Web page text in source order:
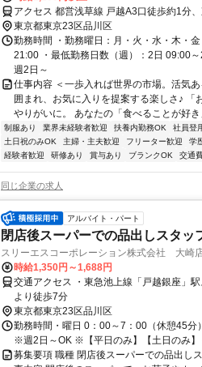
アクセス 都営浅草線 戸越A3口徒歩約1分
東京都東京23区品川区
勤務時間 ・勤務曜日：月・火・水・木・
21:00 ・最低勤務日数（週）：2日 09:00
週2日～
仕事内容 ＜一歩入れば世界の市場。活気
囲まれ、お気に入りを提案する楽しさ♪
やりがいに。 あなたの「食べることが好
制服あり 業界未経験者歓迎 扶養内勤務OK 社員登
土日祝のみOK
主婦・主夫歓迎 フリーター歓迎 学
経験者歓迎
研修あり 賞与あり ブランクOK 交通
同じ企業の求人
アルバイト・パート
閉店後スーパーでの品出しスタッ
スリーエスコーポレーション株式会社 大崎
時給1,350円～1,688円
交通アクセス ・東急池上線「戸越銀座」
より徒歩7分
東京都東京23区品川区
勤務時間・曜日 0：00～7：00（休憩45
※週2日～OK ※【平日のみ】【土日のみ】
募集要項 職種 閉店後スーパーでの品出し